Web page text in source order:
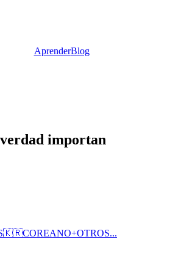
AprenderBlog
importan
🇰🇷COREANO+OTROS...